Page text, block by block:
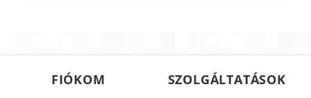
FIÓKOM SZOLGÁLTATÁSOK